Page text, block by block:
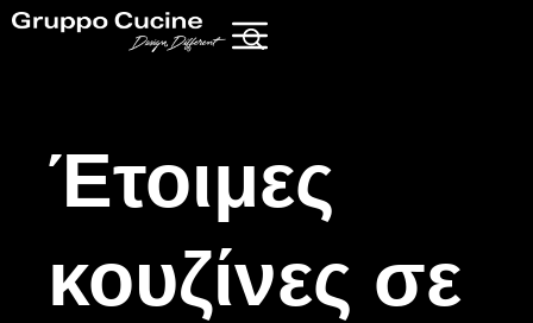
Έτοιμες
κουζίνες σε